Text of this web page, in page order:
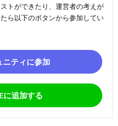
トができたり、運営者の考えが
ら以下のボタンから参加してい
ニティに参加
に追加する